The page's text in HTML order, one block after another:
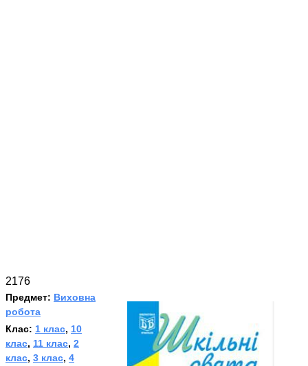
2176
Предмет: Виховна
робота
Клас: 1 клас, 10
клас, 11 клас, 2
клас, 3 клас, 4